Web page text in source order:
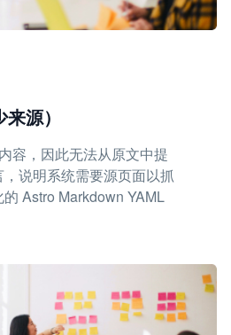
源）
容，因此无法从原文中提
说明系统需要源页面以抓
Astro Markdown YAML